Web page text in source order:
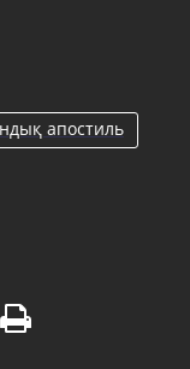
апостиль